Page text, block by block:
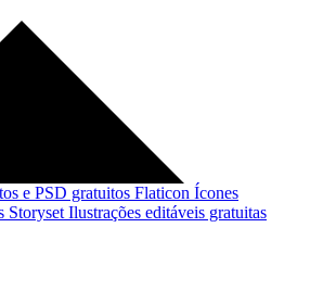
e PSD gratuitos Flaticon Ícones
Storyset Ilustrações editáveis gratuitas